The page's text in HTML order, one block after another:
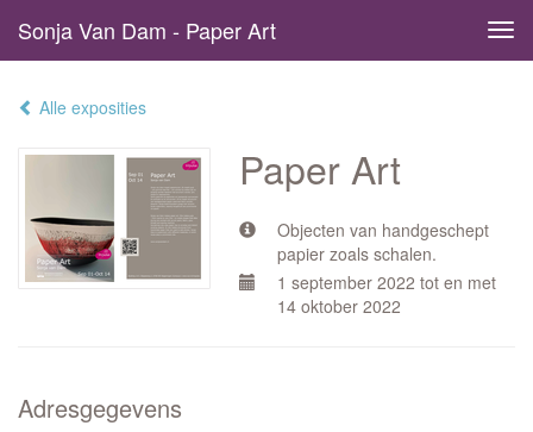
Sonja Van Dam - Paper Art
Alle exposities
Paper Art
Objecten van handgeschept
papier zoals schalen.
1 september 2022 tot en met
14 oktober 2022
Adresgegevens